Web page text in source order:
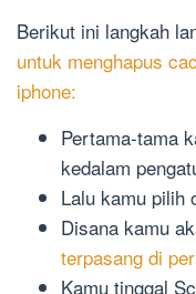
Berikut ini langkah
untuk menghapus
iphone:
Pertama-tama
kedalam
Lalu kamu pilih
Disana kamu
terpasang di
Kamu tinggal